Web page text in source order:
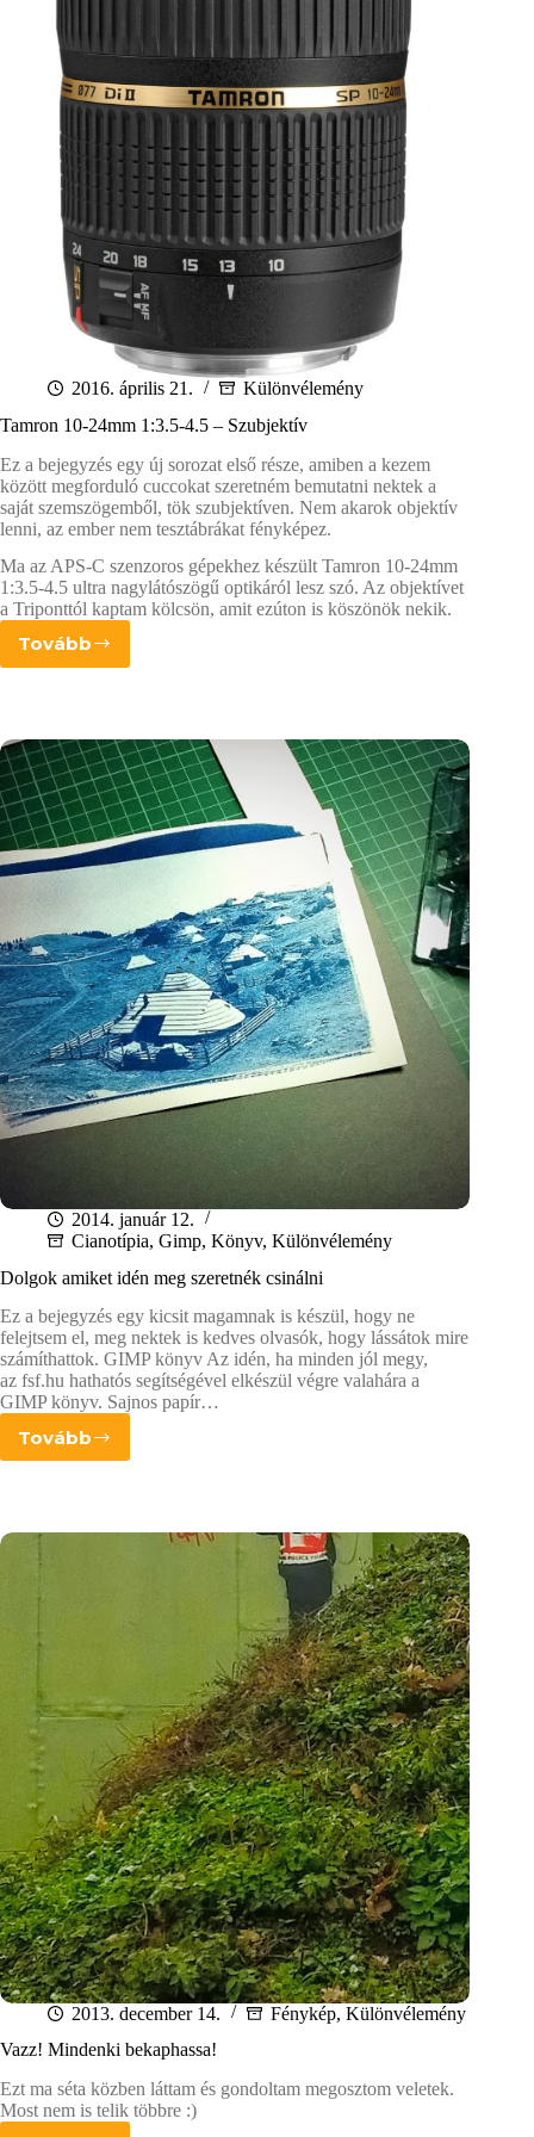
2016. április 21.
Különvélemény
Tamron 10-24mm 1:3.5-4.5 – Szubjektív
Ez a bejegyzés egy új sorozat első része, amiben a kezem
között megforduló cuccokat szeretném bemutatni nektek a
saját szemszögemből, tök szubjektíven. Nem akarok objektív
lenni, az ember nem tesztábrákat fényképez.
Ma az APS-C szenzoros gépekhez készült Tamron 10-24mm
1:3.5-4.5 ultra nagylátószögű optikáról lesz szó. Az objektívet
a Triponttól kaptam kölcsön, amit ezúton is köszönök nekik.
TovábbTamron
10-
4.5
–
Szubjektív
2014. január 12.
Cianotípia, Gimp, Könyv, Különvélemény
Dolgok amiket idén meg szeretnék csinálni
Ez a bejegyzés egy kicsit magamnak is készül, hogy ne
felejtsem el, meg nektek is kedves olvasók, hogy lássátok mire
számíthattok. GIMP könyv Az idén, ha minden jól megy,
az fsf.hu hathatós segítségével elkészül végre valahára a
GIMP könyv. Sajnos papír…
TovábbDolgok
szeretnék
2013. december 14. Fénykép, Különvélemény
Vazz! Mindenki bekaphassa!
Ezt ma séta közben láttam és gondoltam megosztom veletek.
Most nem is telik többre :)